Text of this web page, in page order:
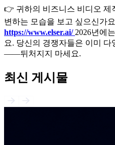
👉 귀하의 비즈니스 비디오 제
변하는 모습을 보고 싶으신가
https://www.elser.ai/ 2026년에
요. 당신의 경쟁자들은 이미
——뒤처지지 마세요.
최신 게시물